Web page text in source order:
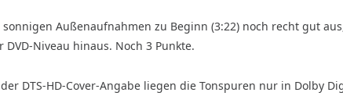
sonnigen Außenaufnahmen zu Beginn (3:22) noch recht gut
DVD-Niveau hinaus. Noch 3 Punkte.
DTS-HD-Cover-Angabe liegen die Tonspuren nur in Dolby